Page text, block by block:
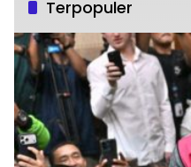
Terpopuler